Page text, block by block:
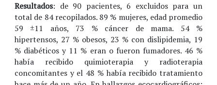
Resultados: de 90 pacientes, 6 excluidos para un
total de 84 recopilados. 89 % mujeres, edad promedio
59 ±11 años, 73 % cáncer de mama. 54 %
hipertensos, 27 % obesos, 23 % con dislipidemia, 19
% diabéticos y 11 % eran o fueron fumadores. 46 %
había recibido quimioterapia y radioterapia
concomitantes y el 48 % había recibido tratamiento